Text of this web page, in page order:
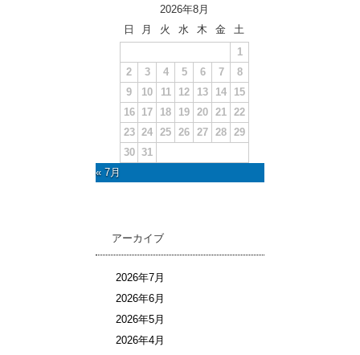
2026年8月
日
月 火 水 木 金
土
1
2
3 4 5 6 7
8
9
10 11 12 13 14
15
16
17 18 19 20 21 22
23 24 25 26 27 28 29
30 31
« 7月
アーカイブ
2026年7月
2026年6月
2026年5月
2026年4月